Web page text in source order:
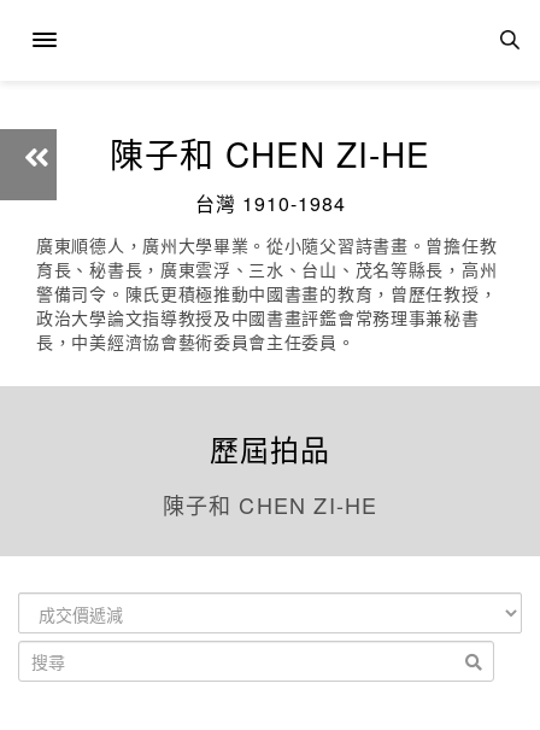
陳子和 CHEN ZI-HE
台灣 1910-1984
廣東順德人，廣州大學畢業。從小隨父習詩書畫。曾擔任教
育長、秘書長，廣東雲浮、三水、台山、茂名等縣長，高州
警備司令。陳氏更積極推動中國書畫的教育，曾歷任教授，
政治大學論文指導教授及中國書畫評鑑會常務理事兼秘書
長，中美經濟協會藝術委員會主任委員。
歷屆拍品
陳子和 CHEN ZI-HE